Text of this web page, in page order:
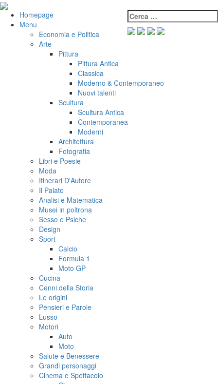
Salta
contenuto
VeniVidiVici Cerca:
Homepage
Menu
Economia e Politica
Arte
Pittura
Pittura Antica
Classica
Moderno & Contemporaneo
Nuovi talenti
Scultura
Scultura Antica
Contemporanea
Moderni
Architettura
Fotografia
Libri e Poesie
Moda
Itinerari D'Autore
Il Palato
Analisi e Matematica
Musei in poltrona
Sesso e Psiche
Design
Sport
Calcio
Formula 1
Moto GP
Cucina
Cenni della Storia
Le origini
Pensieri e Parole
Lusso
Motori
Auto
Moto
Salute e Benessere
Grandi personaggi
Cinema e Spettacolo